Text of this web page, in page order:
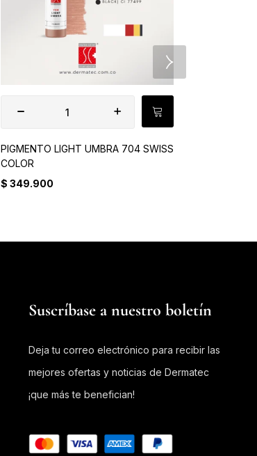
PIGMENTO LIGHT UMBRA 704 SWISS
COLOR
$ 349.900
Suscríbase a nuestro boletín
Deja tu correo electrónico para recibir las
mejores ofertas y noticias de Dermatec
¡que más te benefician!